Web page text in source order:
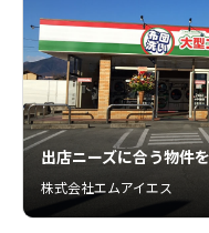
出店ニーズに合う物件
株式会社エムアイエス